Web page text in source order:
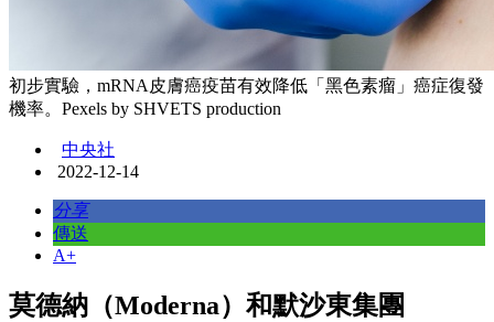
初步實驗，mRNA皮膚癌疫苗有效降低「黑色素瘤」癌症復發
機率。Pexels by SHVETS production
中央社
2022-12-14
分享
傳送
A+
莫德納（Moderna）和默沙東集團